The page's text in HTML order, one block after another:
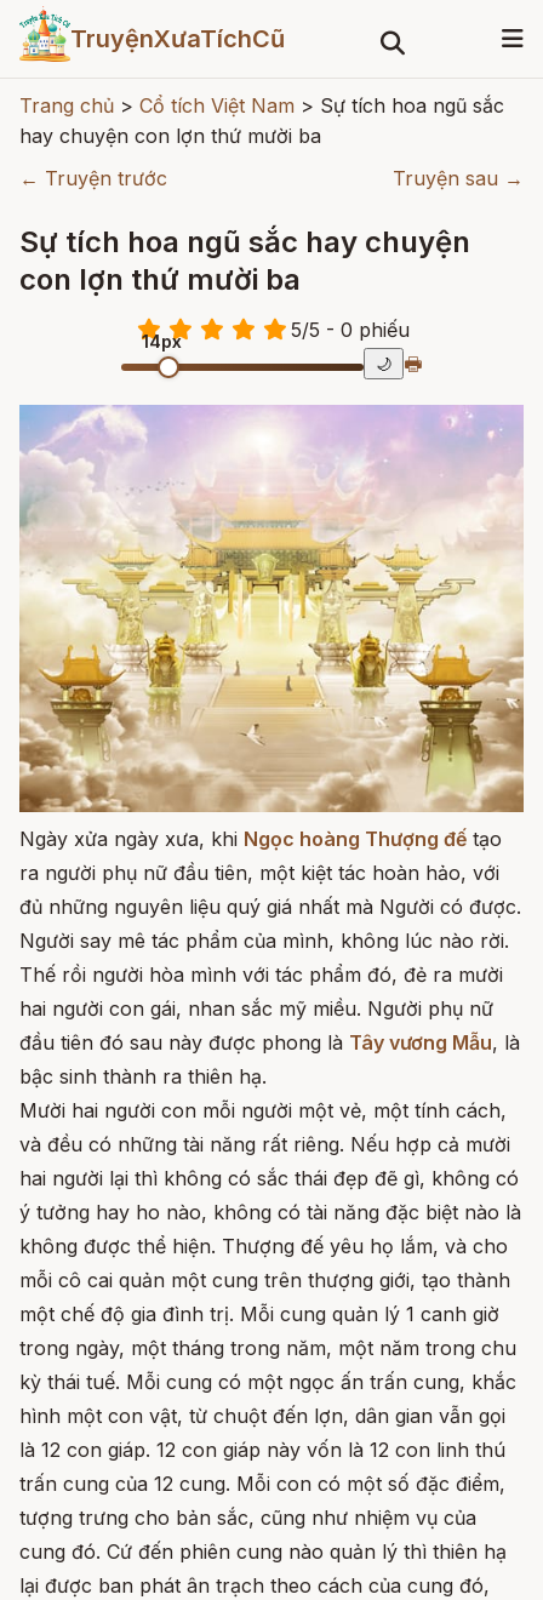
TruyệnXưaTíchCũ
Trang chủ > Cổ tích Việt Nam > Sự tích hoa ngũ sắc
hay chuyện con lợn thứ mười ba
← Truyện trước
Truyện sau →
Sự tích hoa ngũ sắc hay chuyện
con lợn thứ mười ba
5/5 - 0 phiếu
14px
🌙 🖶
Ngày xửa ngày xưa, khi Ngọc hoàng Thượng đế tạo
ra người phụ nữ đầu tiên, một kiệt tác hoàn hảo, với
đủ những nguyên liệu quý giá nhất mà Người có được.
Người say mê tác phẩm của mình, không lúc nào rời.
Thế rồi người hòa mình với tác phẩm đó, đẻ ra mười
hai người con gái, nhan sắc mỹ miều. Người phụ nữ
đầu tiên đó sau này được phong là Tây vương Mẫu, là
bậc sinh thành ra thiên hạ.
Mười hai người con mỗi người một vẻ, một tính cách,
và đều có những tài năng rất riêng. Nếu hợp cả mười
hai người lại thì không có sắc thái đẹp đẽ gì, không có
ý tưởng hay ho nào, không có tài năng đặc biệt nào là
không được thể hiện. Thượng đế yêu họ lắm, và cho
mỗi cô cai quản một cung trên thượng giới, tạo thành
một chế độ gia đình trị. Mỗi cung quản lý 1 canh giờ
trong ngày, một tháng trong năm, một năm trong chu
kỳ thái tuế. Mỗi cung có một ngọc ấn trấn cung, khắc
hình một con vật, từ chuột đến lợn, dân gian vẫn gọi
là 12 con giáp. 12 con giáp này vốn là 12 con linh thú
trấn cung của 12 cung. Mỗi con có một số đặc điểm,
tượng trưng cho bản sắc, cũng như nhiệm vụ của
cung đó. Cứ đến phiên cung nào quản lý thì thiên hạ
lại được ban phát ân trạch theo cách của cung đó,